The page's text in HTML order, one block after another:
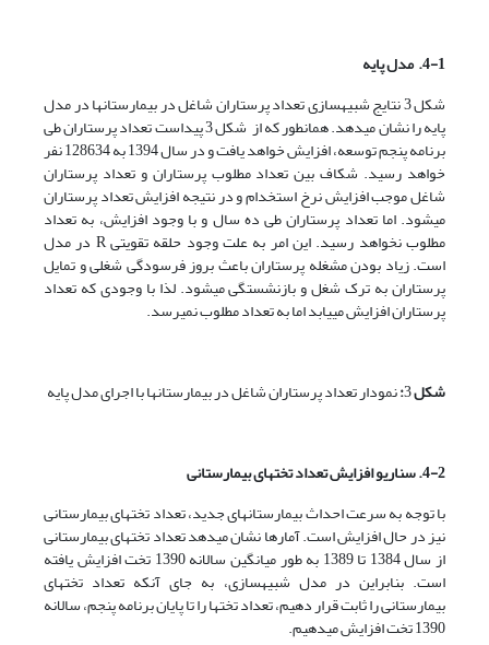
4-1. مدل پایه
شکل 3 نتایج شبیه­سازی تعداد پرستاران شاغل در بیمارستان­ها در مدل
پایه را نشان می­دهد. همان­طور که از شکل 3 پیداست تعداد پرستاران طی
برنامه پنجم توسعه، افزایش خواهد یافت و در سال 1394 به 128634 نفر
خواهد رسید. شکاف بین تعداد مطلوب پرستاران و تعداد پرستاران
شاغل موجب افزایش نرخ استخدام و در نتیجه افزایش تعداد پرستاران
می­شود. اما تعداد پرستاران طی ده سال و با وجود افزایش، به تعداد
مطلوب نخواهد رسید. این امر به علت وجود حلقه تقویتی R در مدل
است. زیاد بودن مشغله پرستاران باعث بروز فرسودگی شغلی و تمایل
پرستاران به ترک شغل و بازنشستگی می­شود. لذا با وجودی که تعداد
پرستاران افزایش می­یابد اما به تعداد مطلوب نمی­رسد.
شکل3
:نمودار تعداد پرستاران شاغل در بیمارستان­ها با اجرای مدل پایه
4-2. سناریو افزایش تعداد تخت­های بیمارستانی
با توجه به سرعت احداث بیمارستان­های جدید، تعداد تخت­های بیمارستانی
نیز در حال افزایش است. آمارها نشان می­دهد تعداد تخت­های بیمارستانی
از سال 1384 تا 1389 به طور میانگین سالانه 1390 تخت افزایش یافته
است. بنابراین در مدل شبیه­سازی، به جای آن­که تعداد تخت­های
بیمارستانی را ثابت قرار دهیم، تعداد تخت­ها را تا پایان برنامه پنجم، سالانه
1390 تخت افزایش می­دهیم.